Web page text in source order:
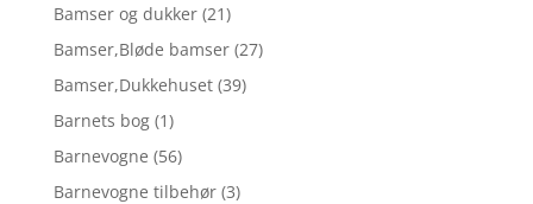
Bamser og dukker (21)
Bamser,Bløde bamser (27)
Bamser,Dukkehuset (39)
Barnets bog (1)
Barnevogne (56)
Barnevogne tilbehør (3)